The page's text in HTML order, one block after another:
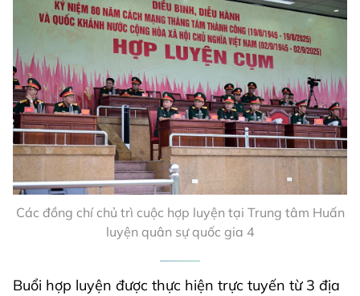
Các đồng chí chủ trì cuộc hợp luyện tại Trung tâm Huấn
luyện quân sự quốc gia 4
Buổi hợp luyện được thực hiện trực tuyến từ 3 địa